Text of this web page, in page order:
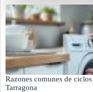
Razones comunes de
Tarragona